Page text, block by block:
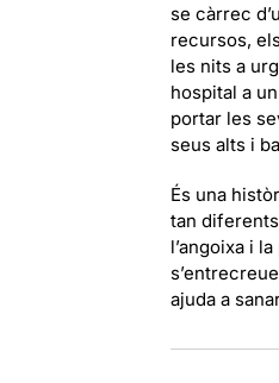
se càrrec
recursos,
les nits a
hospital a
portar les
seus alts i
És una
tan
l’angoixa i
ajuda a